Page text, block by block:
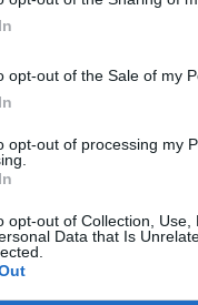
opt-out of the Sale of my
opt-out of processing my
opt-out of Collection,
Data that Is
του FBI
κεφαλαίων, της
υπολογιστές,
«Έρικ Άνταμς».